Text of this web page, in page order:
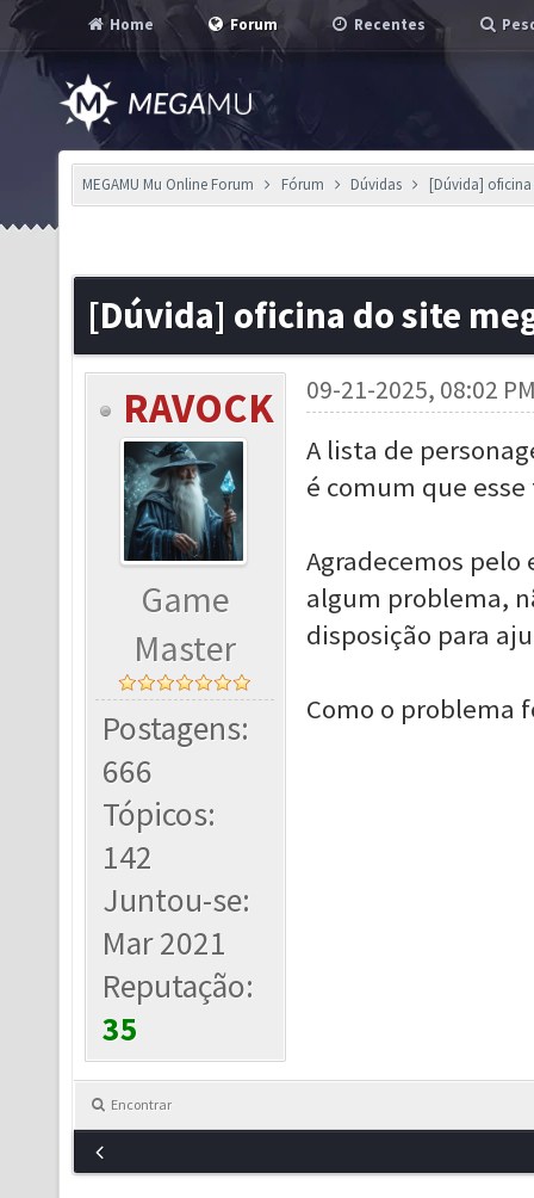
Home Forum Recentes
MEGAMU Mu Online Forum Fórum Dúvidas [Dúvida]
[Dúvida] oficina do site
RAVOCK
Game
Master
Postagens:
666
Tópicos:
142
Juntou-se:
Mar 2021
Reputação:
35
09-21-2025, 08:02
A lista de
é comum que
Agradecemos
algum problema,
disposição para
Como o problema
Encontrar